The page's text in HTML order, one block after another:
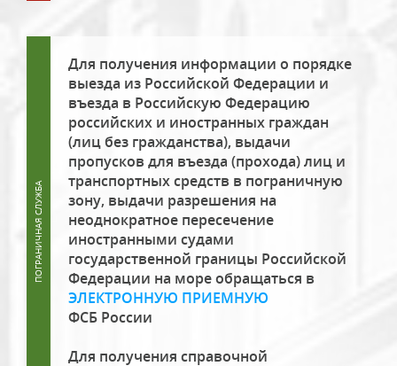
Для получения информации о порядке
выезда из Российской Федерации и
въезда в Российскую Федерацию
российских и иностранных граждан
(лиц без гражданства), выдачи
пропусков для въезда (прохода) лиц и
транспортных средств в пограничную
зону, выдачи разрешения на
неоднократное пересечение
иностранными судами
государственной границы Российской
Федерации на море обращаться в
ЭЛЕКТРОННУЮ ПРИЕМНУЮ
ФСБ России
Для получения справочной